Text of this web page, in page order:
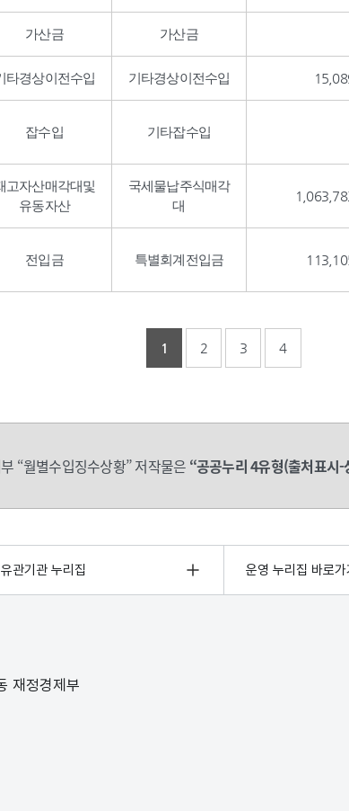
가산금 가산금
타경상이전수입 기타경상이전수입
잡수입 기타잡수입
고자산매각대및
유동자산
국세물납주식매각
대
전입금 특별회계전입금
1 2 3 4
“월별수입징수상황” 저작물은 “공공누리 4유형(출처표시
관기관 누리집 운영 누리집 바로가
재정경제부